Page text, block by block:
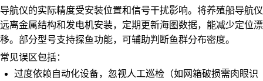
导航仪的实际精度受安装位置和信号干扰影响。将养殖船导航仪
远离金属结构和发电机安装，定期更新海图数据，能减少定位漂
移。部分型号支持探鱼功能，可辅助判断鱼群分布密度。
常见误区包括：
过度依赖自动化设备，忽视人工巡检（如网箱破损需肉眼识